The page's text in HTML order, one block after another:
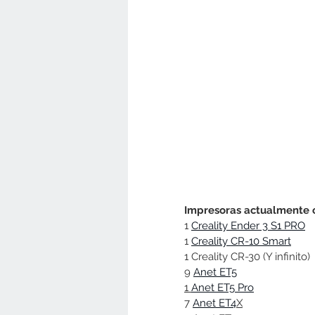
Impresoras actualmente
1 Creality Ender 3 S1 PRO
1 Creality CR-10 Smart
1 Creality CR-30 (Y infinito)
9 Anet ET5
1 Anet ET5 Pro
7 Anet ET4X